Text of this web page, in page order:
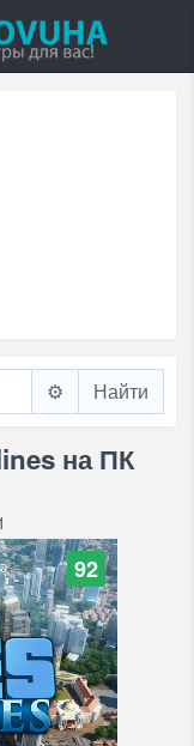
⚙️
на ПК
92